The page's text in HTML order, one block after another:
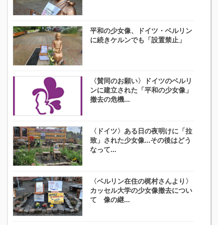
平和の少女像、ドイツ・ベルリン
に続きケルンでも「設置禁止」
〈賛同のお願い〉ドイツのベルリ
ンに建立された「平和の少女像」
撤去の危機...
〈ドイツ〉ある日の夜明けに「拉
致」された少女像...その後はどう
なって...
〈ベルリン在住の梶村さんより〉
カッセル大学の少女像撤去につい
て 像の継...